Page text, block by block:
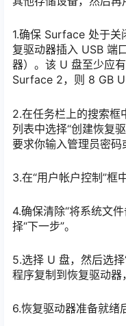
1.确保 Surface 处于关
复驱动器插入 USB 端
器）。该 U 盘至少应
Surface 2，则 8 GB U
2.在任务栏上的搜索框
列表中选择“创建恢复
要求你输入管理员密码
3.在“用户帐户控制”框
4.确保清除“将系统文
择“下一步”。
5.选择 U 盘，然后选择
程序复制到恢复驱动器
6.恢复驱动器准备就绪